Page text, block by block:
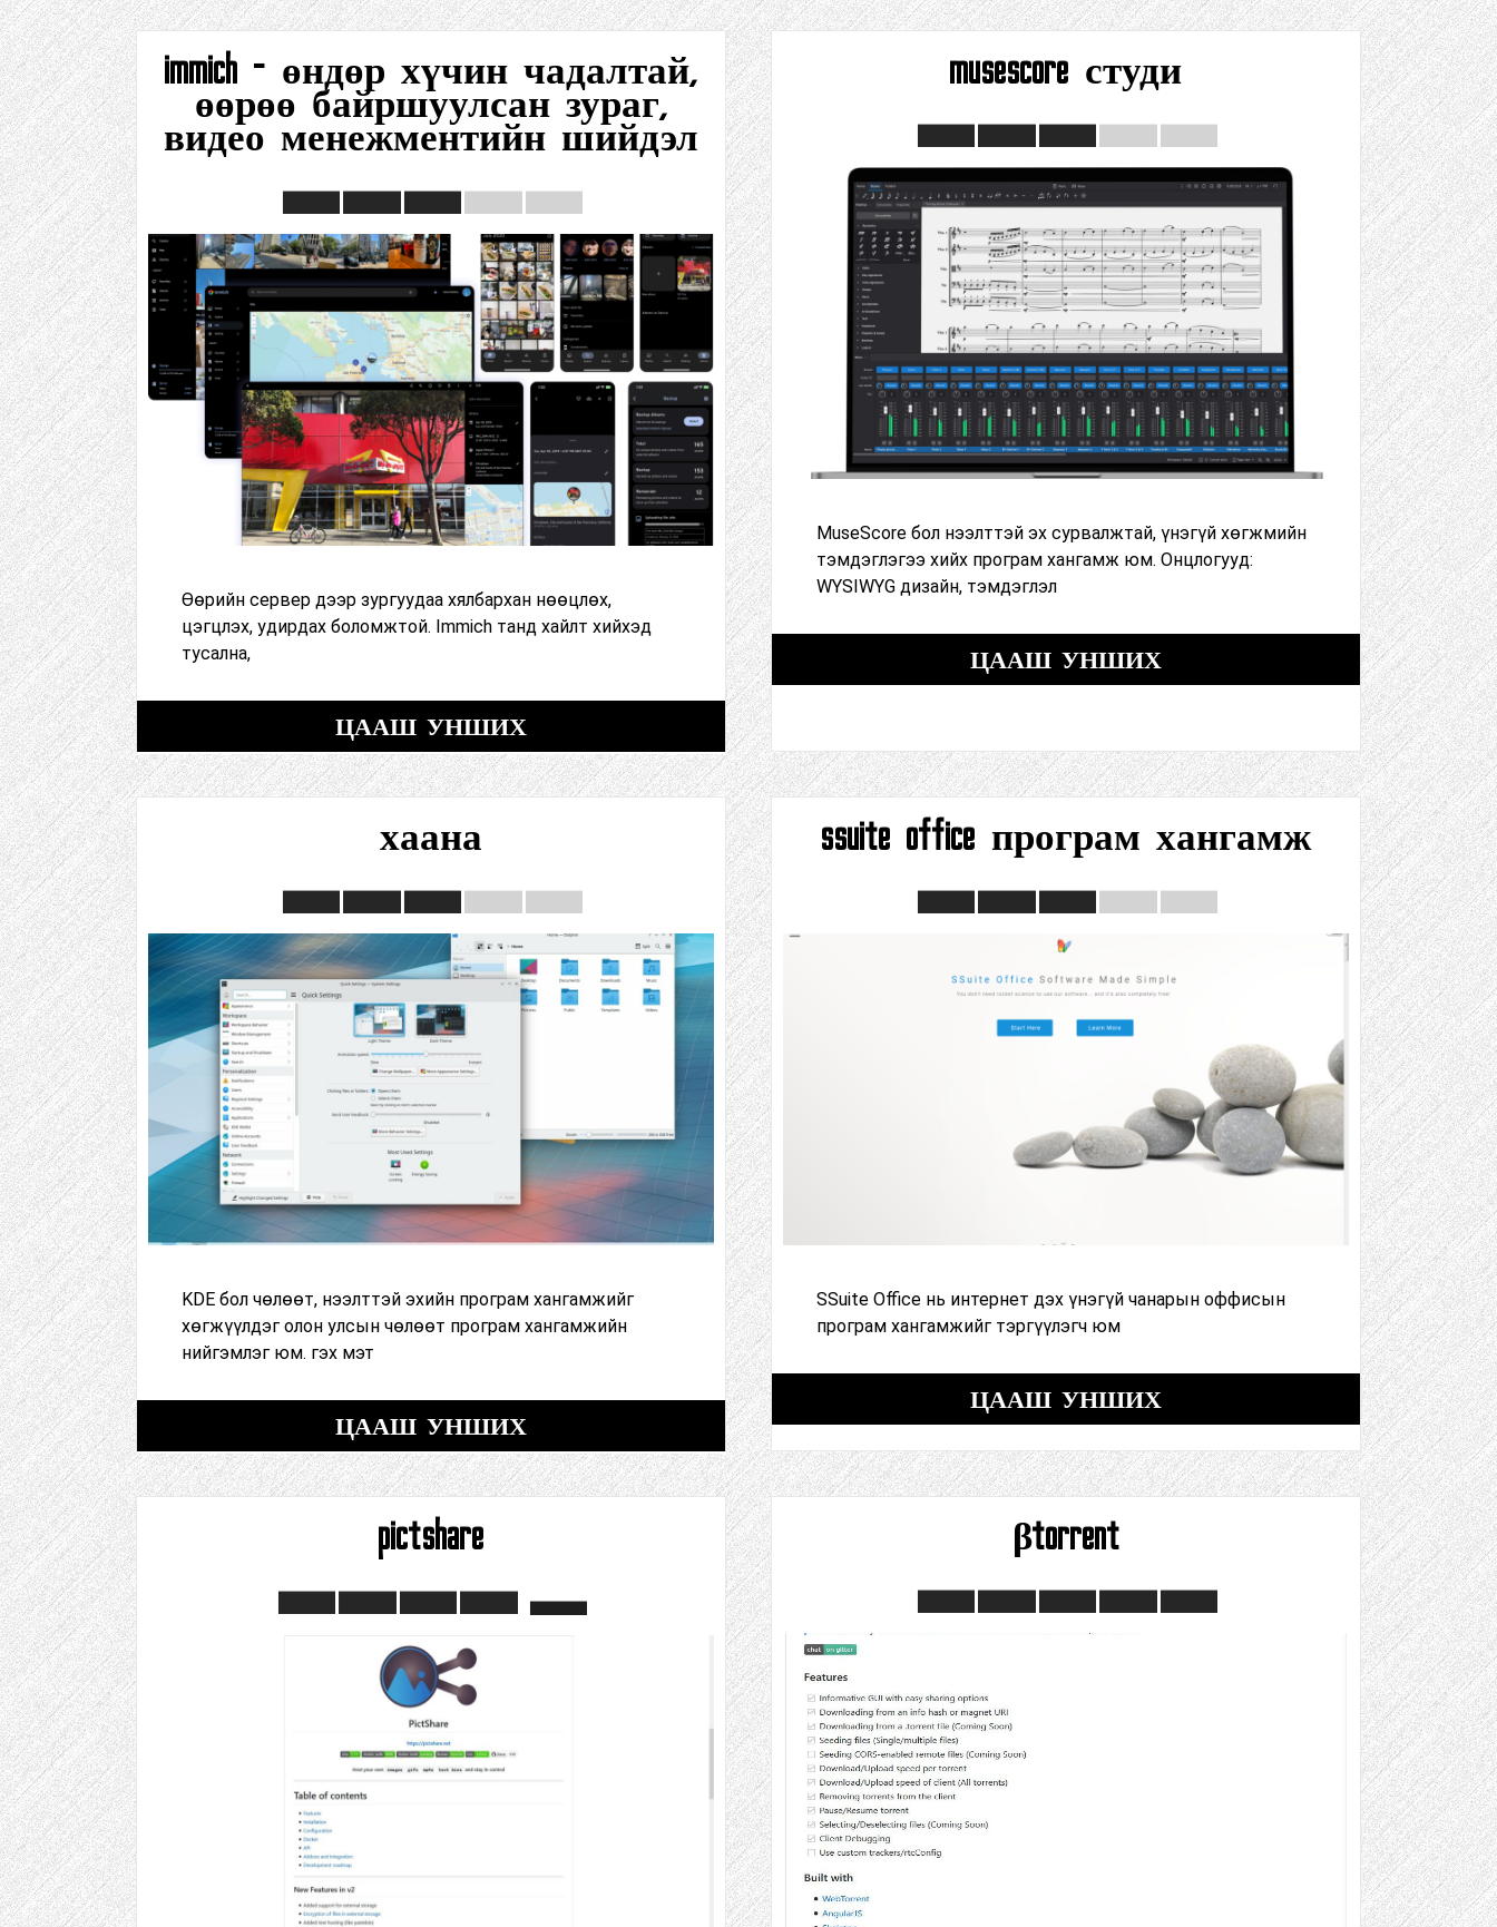
immich - өндөр хүчин чадалтай,
өөрөө байршуулсан зураг,
видео менежментийн шийдэл
Өөрийн сервер дээр зургуудаа хялбархан нөөцлөх,
цэгцлэх, удирдах боломжтой. Immich танд хайлт хийхэд
тусална,
ЦААШ УНШИХ
musescore студи
MuseScore бол нээлттэй эх сурвалжтай, үнэгүй хөгжмийн
тэмдэглэгээ хийх програм хангамж юм. Онцлогууд:
WYSIWYG дизайн, тэмдэглэл
ЦААШ УНШИХ
хаана
KDE бол чөлөөт, нээлттэй эхийн програм хангамжийг
хөгжүүлдэг олон улсын чөлөөт програм хангамжийн
нийгэмлэг юм. гэх мэт
ЦААШ УНШИХ
ssuite office програм хангамж
SSuite Office нь интернет дэх үнэгүй чанарын оффисын
програм хангамжийг тэргүүлэгч юм
ЦААШ УНШИХ
pictshare βtorrent